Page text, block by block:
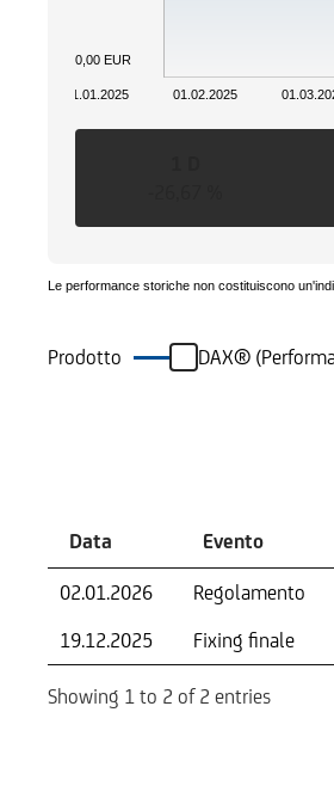
01.02.2025
01.01.2025
0,00 EUR
Le performance storiche non costituiscono
Prodotto DAX®
Data Evento
02.01.2026 Regolamento
19.12.2025
Fixing finale
Showing 1 to 2 of 2 entries